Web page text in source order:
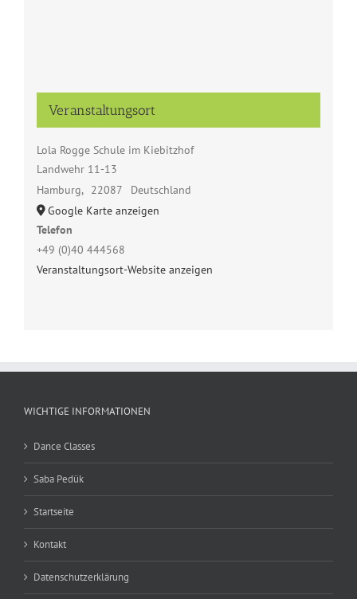
Veranstaltungsort
Lola Rogge Schule im Kiebitzhof
Landwehr 11-13
Hamburg, 22087
Deutschland
Google Karte anzeigen
Telefon
+49 (0)40 444568
Veranstaltungsort-Website anzeigen
WICHTIGE INFORMATIONEN
Dance Classes
Saba Pedük
Startseite
Kontakt
Datenschutzerklärung